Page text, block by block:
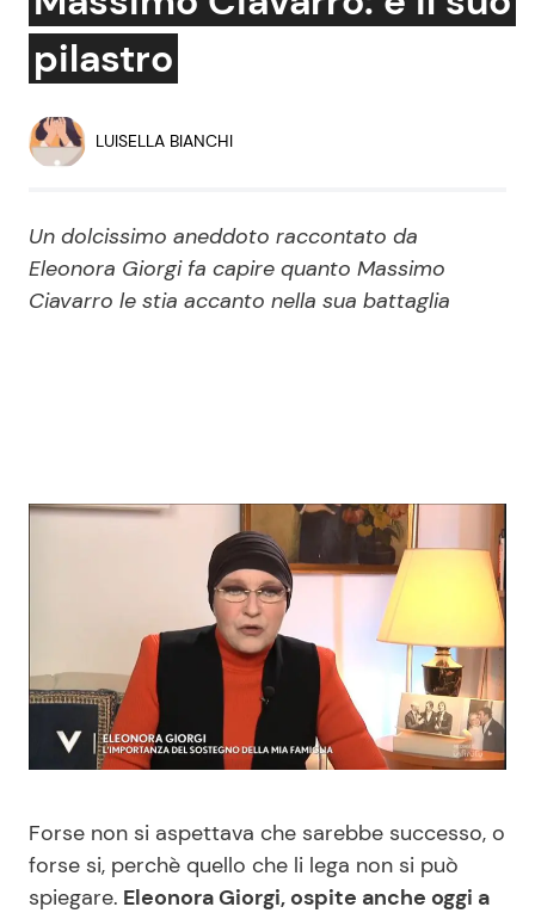
Dal Mondo
Economia
Politica Reality e Talent
Soap Opera
News Musica
Benessere
Casa
Mondo Mamma
Cucina e Ricette
Consigli di Cucina
Le Ricette in TV
pilastro
LUISELLA BIANCHI
Un dolcissimo aneddoto raccontato da
Eleonora Giorgi fa capire quanto Massimo
Ciavarro le stia accanto nella sua battaglia
Forse non si aspettava che sarebbe successo, o
forse si, perchè quello che li lega non si può
spiegare. Eleonora Giorgi, ospite anche oggi a